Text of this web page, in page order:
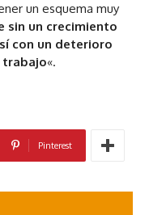
un esquema muy
sin un crecimiento
con un deterioro
trabajo«.
Pinterest